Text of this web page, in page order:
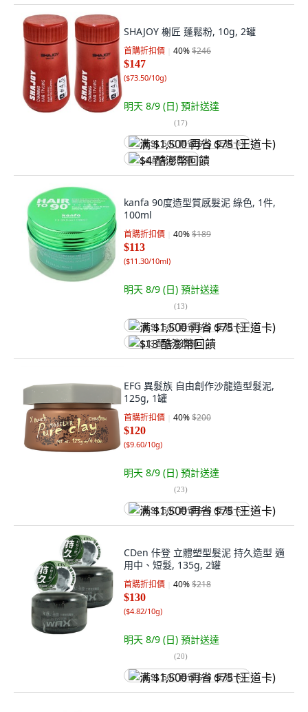
SHAJOY 榭匠 蓬鬆粉, 10g, 2罐
首購折扣價 40%$246
$147
($73.50/10g)
明天 8/9 (日) 預計送達
(17)
满 $1,500 再省 $75 (王道卡)
$4 酷澎幣回饋
kanfa 90度造型質感髮泥 綠色, 1件,
100ml
首購折扣價 40%$189
$113
($11.30/10ml)
明天 8/9 (日) 預計送達
(13)
满 $1,500 再省 $75 (王道卡)
$13 酷澎幣回饋
EFG 異髮族 自由創作沙龍造型髮泥,
125g, 1罐
首購折扣價 40%$200
$120
($9.60/10g)
明天 8/9 (日) 預計送達
(23)
满 $1,500 再省 $75 (王道卡)
CDen 佧登 立體塑型髮泥 持久造型 適
用中、短髮, 135g, 2罐
首購折扣價 40%$218
$130
($4.82/10g)
明天 8/9 (日) 預計送達
(20)
满 $1,500 再省 $75 (王道卡)